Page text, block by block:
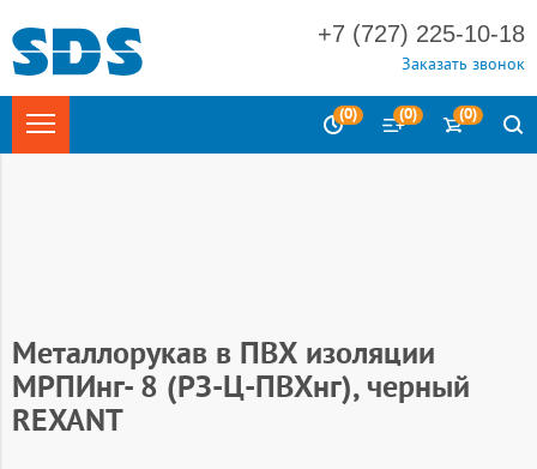
+7 (727) 225-10-18
Заказать звонок
(0) (0) (0)
Металлорукав в ПВХ изоляции
МРПИнг- 8 (РЗ-Ц-ПВХнг), черный
REXANT